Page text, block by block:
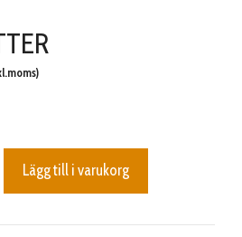
BELT
Lägg till i varukorg